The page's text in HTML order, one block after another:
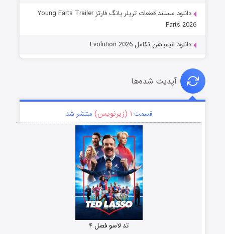
دانلود مستند قطعات تریلر یانگ فارتز Young Farts Trailer
Parts 2026
دانلود انیمیشن تکامل Evolution 2026
آپدیت شده‌ها
قسمت ۱ (زیرنویس) منتشر شد
تد لاسو فصل ۴